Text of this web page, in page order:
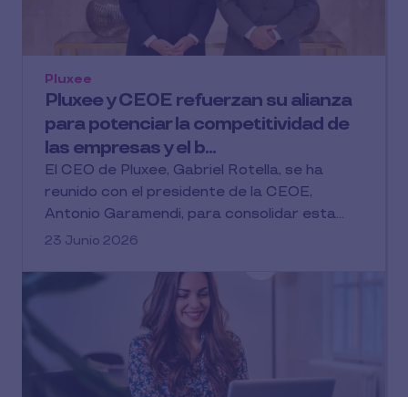
Pluxee y CEOE refuerzan su alianza
para potenciar la competitividad de
las empresas y el b...
Pluxee
El CEO de Pluxee, Gabriel Rotella, se ha
reunido con el presidente de la CEOE,
Antonio Garamendi, para consolidar esta...
23 Junio 2026